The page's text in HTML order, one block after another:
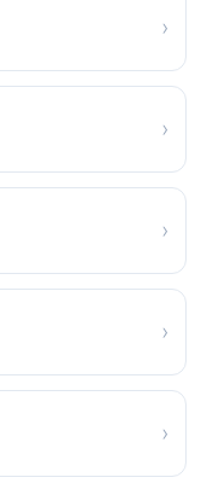
›
›
›
›
›